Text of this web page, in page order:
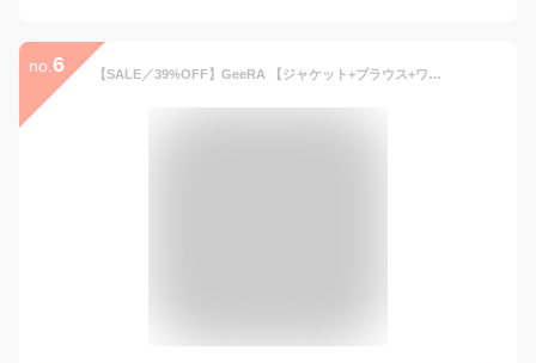
no. 6 【SALE／39%OFF】GeeRA 【ジャケット+ブラウス+ワイドパンツ+スカート】洗えるストレッチスーツセット ジーラ スーツ・フォーマル セットアップスーツ ブラック ネイビー【送料無料】